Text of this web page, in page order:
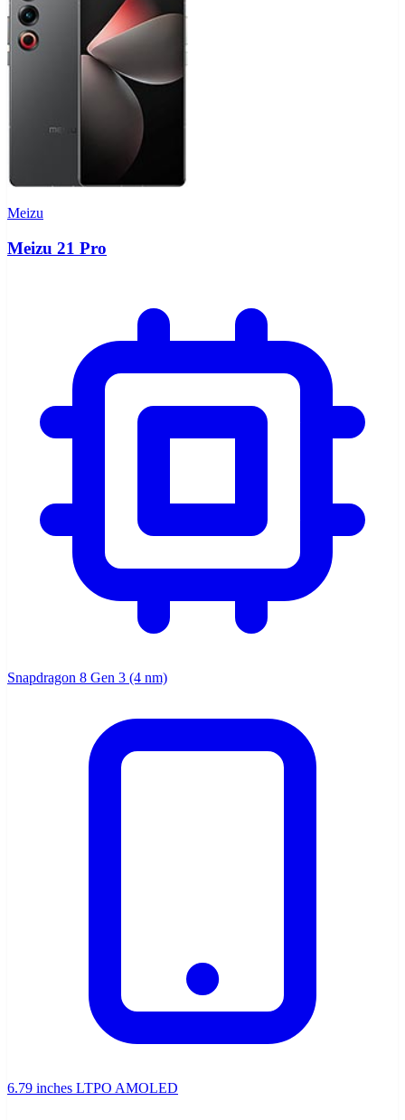
Meizu
Meizu 21 Pro
Snapdragon 8 Gen 3 (4 nm)
6.79 inches LTPO AMOLED